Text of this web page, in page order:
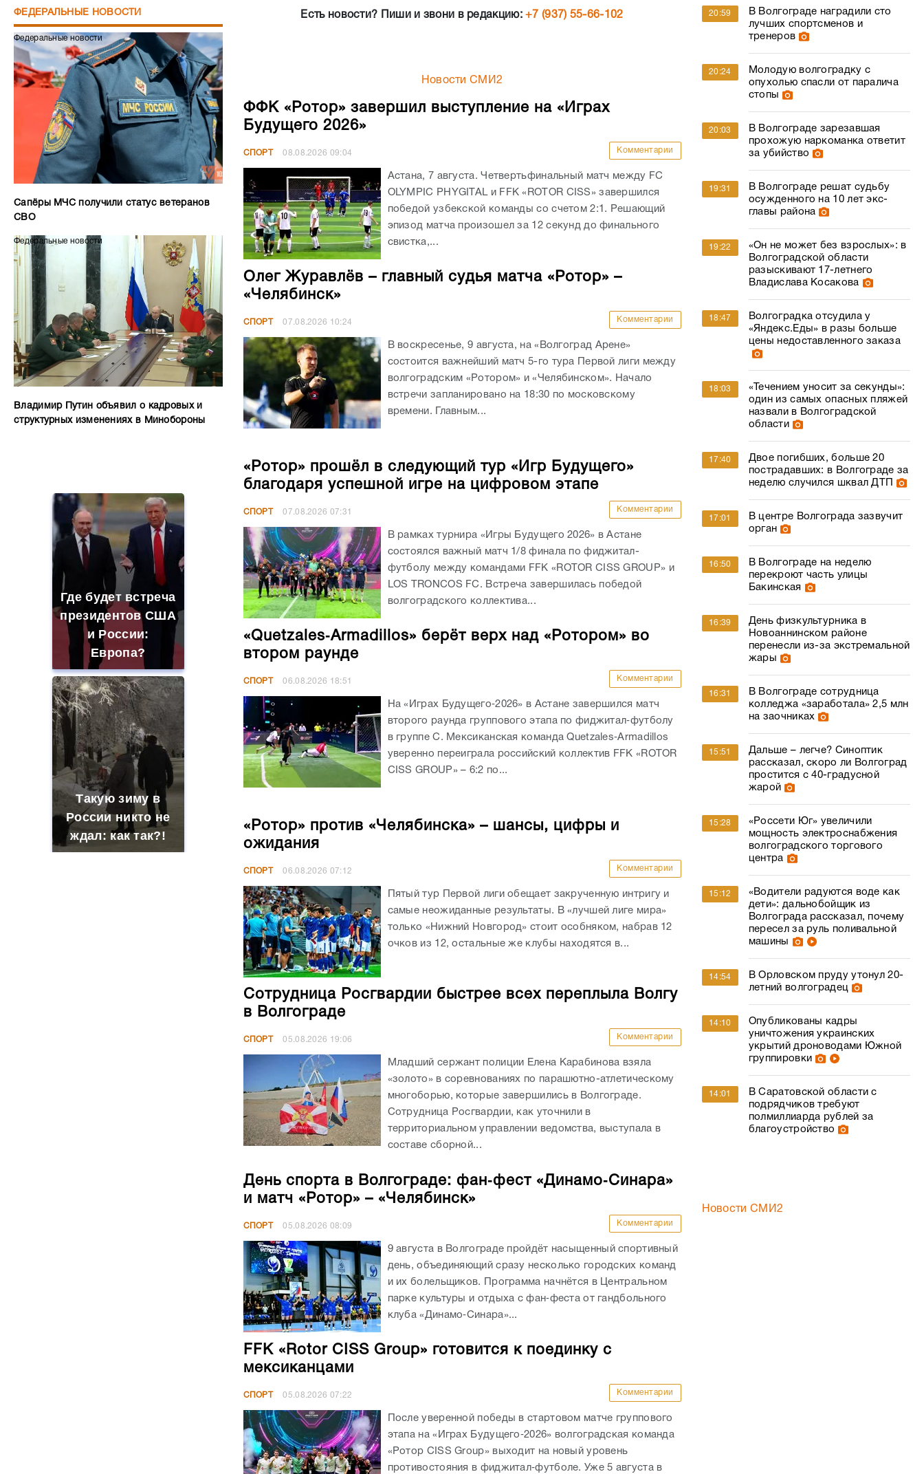
ФЕДЕРАЛЬНЫЕ НОВОСТИ
Федеральные новости
Сапёры МЧС получили статус ветеранов
СВО
Федеральные новости
Владимир Путин объявил о кадровых и
структурных изменениях в Минобороны
Где будет встреча
президентов США
и России:
Европа?
Такую зиму в
России никто не
ждал: как так?!
Есть новости? Пиши и звони в редакцию:+7 (937) 55-66-102
Новости СМИ2
ФФК «Ротор» завершил выступление на «Играх
Будущего 2026»
СПОРТ 08.08.2026 09:04 Комментарии
Астана, 7 августа. Четвертьфинальный матч между FC
OLYMPIC PHYGITAL и FFK «ROTOR CISS» завершился
победой узбекской команды со счетом 2:1. Решающий
эпизод матча произошел за 12 секунд до финального
свистка,...
Олег Журавлёв – главный судья матча «Ротор» –
«Челябинск»
СПОРТ 07.08.2026 10:24 Комментарии
В воскресенье, 9 августа, на «Волгоград Арене»
состоится важнейший матч 5-го тура Первой лиги между
волгоградским «Ротором» и «Челябинском». Начало
встречи запланировано на 18:30 по московскому
времени. Главным...
«Ротор» прошёл в следующий тур «Игр Будущего»
благодаря успешной игре на цифровом этапе
СПОРТ 07.08.2026 07:31 Комментарии
В рамках турнира «Игры Будущего 2026» в Астане
состоялся важный матч 1/8 финала по фиджитал-
футболу между командами FFK «ROTOR CISS GROUP» и
LOS TRONCOS FC. Встреча завершилась победой
волгоградского коллектива...
«Quetzales‑Armadillos» берёт верх над «Ротором» во
втором раунде
СПОРТ 06.08.2026 18:51 Комментарии
На «Играх Будущего‑2026» в Астане завершился матч
второго раунда группового этапа по фиджитал‑футболу
в группе C. Мексиканская команда Quetzales‑Armadillos
уверенно переиграла российский коллектив FFK «ROTOR
CISS GROUP» – 6:2 по...
«Ротор» против «Челябинска» – шансы, цифры и
ожидания
СПОРТ 06.08.2026 07:12 Комментарии
Пятый тур Первой лиги обещает закрученную интригу и
самые неожиданные результаты. В «лучшей лиге мира»
только «Нижний Новгород» стоит особняком, набрав 12
очков из 12, остальные же клубы находятся в...
Сотрудница Росгвардии быстрее всех переплыла Волгу
в Волгограде
СПОРТ 05.08.2026 19:06 Комментарии
Младший сержант полиции Елена Карабинова взяла
«золото» в соревнованиях по парашютно-атлетическому
многоборью, которые завершились в Волгограде.
Сотрудница Росгвардии, как уточнили в
территориальном управлении ведомства, выступала в
составе сборной...
День спорта в Волгограде: фан‑фест «Динамо‑Синара»
и матч «Ротор» – «Челябинск»
СПОРТ 05.08.2026 08:09 Комментарии
9 августа в Волгограде пройдёт насыщенный спортивный
день, объединяющий сразу несколько городских команд
и их болельщиков. Программа начнётся в Центральном
парке культуры и отдыха с фан‑феста от гандбольного
клуба «Динамо‑Синара»...
FFK «Rotor CISS Group» готовится к поединку с
мексиканцами
СПОРТ 05.08.2026 07:22 Комментарии
После уверенной победы в стартовом матче группового
этапа на «Играх Будущего‑2026» волгоградская команда
«Ротор CISS Group» выходит на новый уровень
противостояния в фиджитал‑футболе. Уже 5 августа в
20:59
В Волгограде наградили сто
лучших спортсменов и
тренеров
20:24
Молодую волгоградку с
опухолью спасли от паралича
стопы
20:03
В Волгограде зарезавшая
прохожую наркоманка ответит
за убийство
19:31
В Волгограде решат судьбу
осужденного на 10 лет экс-
главы района
19:22
«Он не может без взрослых»: в
Волгоградской области
разыскивают 17-летнего
Владислава Косакова
18:47
Волгоградка отсудила у
«Яндекс.Еды» в разы больше
цены недоставленного заказа
18:03
«Течением уносит за секунды»:
один из самых опасных пляжей
назвали в Волгоградской
области
17:40
Двое погибших, больше 20
пострадавших: в Волгограде за
неделю случился шквал ДТП
17:01
В центре Волгограда зазвучит
орган
16:50
В Волгограде на неделю
перекроют часть улицы
Бакинская
16:39
День физкультурника в
Новоаннинском районе
перенесли из-за экстремальной
жары
16:31
В Волгограде сотрудница
колледжа «заработала» 2,5 млн
на заочниках
15:51
Дальше – легче? Синоптик
рассказал, скоро ли Волгоград
простится с 40-градусной
жарой
15:28
«Россети Юг» увеличили
мощность электроснабжения
волгоградского торгового
центра
15:12
«Водители радуются воде как
дети»: дальнобойщик из
Волгограда рассказал, почему
пересел за руль поливальной
машины
14:54
В Орловском пруду утонул 20-
летний волгоградец
14:10
Опубликованы кадры
уничтожения украинских
укрытий дроноводами Южной
группировки
14:01
В Саратовской области с
подрядчиков требуют
полмиллиарда рублей за
благоустройство
Новости СМИ2